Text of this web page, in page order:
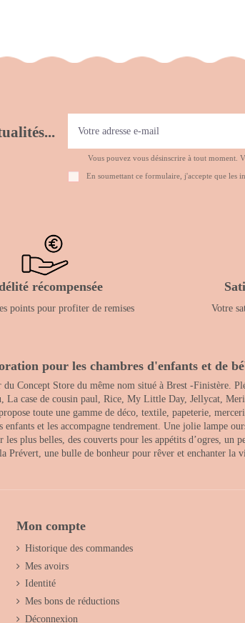
Vous pouvez vous désinscrire à tout moment.
En soumettant ce formulaire, j'accepte que les
récompensée
points pour profiter de remises Votre
pour les chambres d'enfants et de
Concept Store du même nom situé à Brest -Finistère.
La case de cousin paul, Rice, My Little Day, Jellycat,
toute une gamme de déco, textile, papeterie,
et les accompagne tendrement. Une jolie lampe
plus belles, des couverts pour les appétits d’ogres,
Prévert, une bulle de bonheur pour rêver et enchanter la
Mon compte
Historique des commandes
Mes avoirs
Identité
Mes bons de réductions
Déconnexion